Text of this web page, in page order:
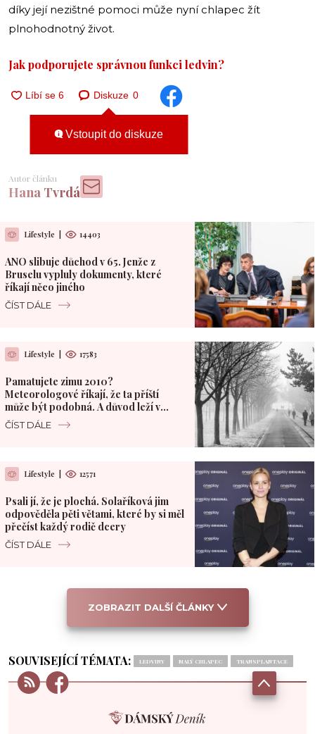
díky její nezištné pomoci může nyní chlapec žít
plnohodnotný život.
Jak podporujete správnou funkci ledvin?
Diskuze 0
Vstoupit do diskuze
Autor článku
Hana Tvrdá
Lifestyle 14403
ANO slibuje důchod v 65. Jenže z
Bruselu vypluly dokumenty, které
říkají něco jiného
ČÍST DÁLE
Lifestyle 17583
Pamatujete zimu 2010?
Meteorologové říkají, že ta příští
může být podobná. A důvod leží v
Pacifiku
ČÍST DÁLE
Lifestyle 12571
Psali jí, že je plochá. Solaříková jim
odpověděla pěti větami, které by si měl
přečíst každý rodič dcery
ČÍST DÁLE
ZOBRAZIT DALŠÍ ČLÁNKY
SOUVISEJÍCÍ TÉMATA: LEDVINY MALÝ CHLAPEC TRANSPLANTACE